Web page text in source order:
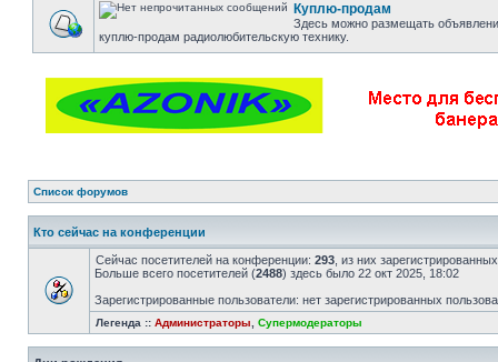
Куплю-продам
Здесь можно размещать
куплю-продам радиолюбительскую технику.
Список форумов
Кто сейчас на конференции
Сейчас посетителей на конференции: 293 , из них
Больше всего посетителей (2488) здесь было 22 окт 2025, 18:02
Зарегистрированные пользователи: нет зарегистрированных
Легенда :: Администраторы Супермодераторы